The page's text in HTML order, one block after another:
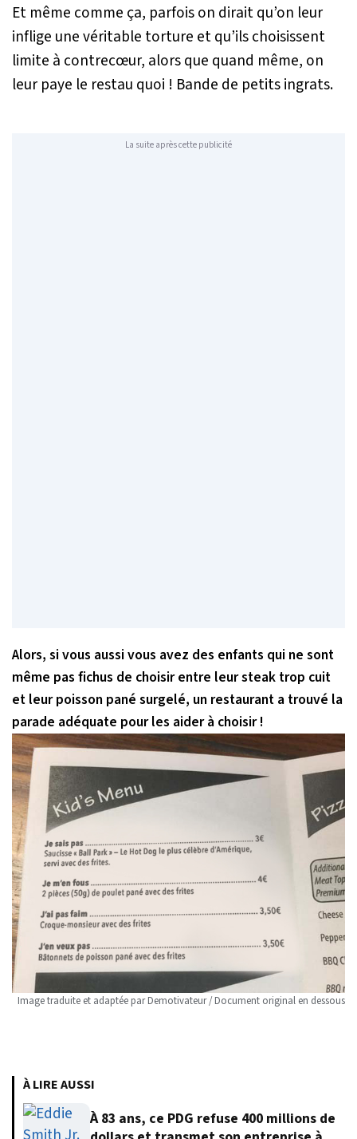
Et même comme ça, parfois on dirait qu’on leur
inflige une véritable torture et qu’ils choisissent
limite à contrecœur, alors que quand même, on
leur paye le restau quoi ! Bande de petits ingrats.
La suite après cette publicité
Alors, si vous aussi vous avez des enfants qui ne sont
même pas fichus de choisir entre leur steak trop cuit
et leur poisson pané surgelé, un restaurant a trouvé la
parade adéquate pour les aider à choisir !
Image traduite et adaptée par Demotivateur / Document original en dessous
À LIRE AUSSI
À 83 ans, ce PDG refuse 400 millions de